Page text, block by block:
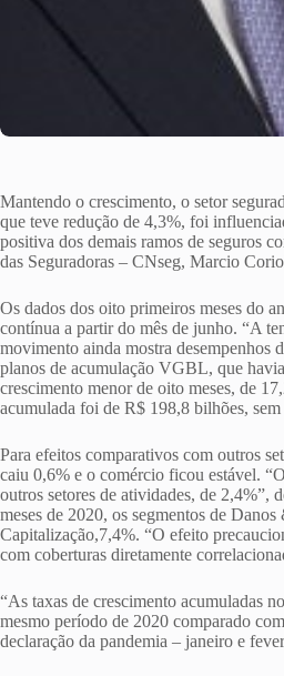
Mantendo o crescimento, o setor
que teve redução de 4,3%, foi
positiva dos demais ramos de seguros
das Seguradoras – CNseg, Marcio
Os dados dos oito primeiros meses do
contínua a partir do mês de junho. “A
movimento ainda mostra desempenhos
planos de acumulação VGBL, que
crescimento menor de oito meses, de
acumulada foi de R$ 198,8 bilhões,
Para efeitos comparativos com outros
caiu 0,6% e o comércio ficou estável.
outros setores de atividades, de 2,4%”,
meses de 2020, os segmentos de
Capitalização,7,4%. “O efeito
com coberturas diretamente
“As taxas de crescimento acumuladas
mesmo período de 2020 comparado
declaração da pandemia – janeiro e